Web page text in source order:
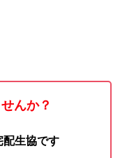
んか？
配生協です